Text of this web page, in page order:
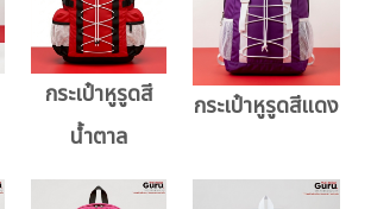
กระเป๋าหูรูดสี
น้ำตาล
กระเป๋าหูรูดสีแดง